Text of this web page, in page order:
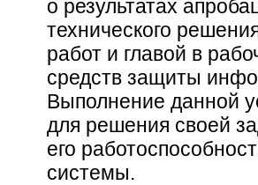
о результатах
технического
работ и главой в
средств защиты
Выполнение данной
для решения своей
его
системы.